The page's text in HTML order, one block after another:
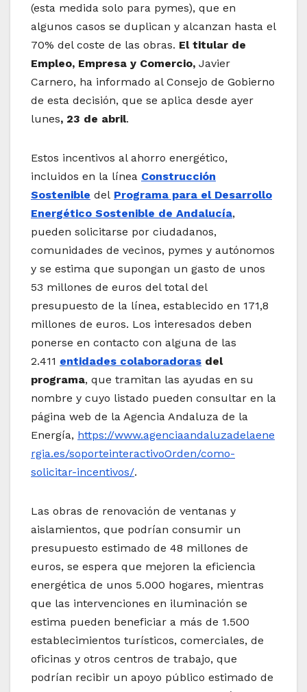
(esta medida solo para pymes), que en
algunos casos se duplican y alcanzan hasta el
70% del coste de las obras. El titular de
Empleo, Empresa y Comercio, Javier
Carnero, ha informado al Consejo de Gobierno
de esta decisión, que se aplica desde ayer
lunes, 23 de abril.
Estos incentivos al ahorro energético,
incluidos en la línea Construcción
Sostenible del Programa para el Desarrollo
Energético Sostenible de Andalucía,
pueden solicitarse por ciudadanos,
comunidades de vecinos, pymes y autónomos
y se estima que supongan un gasto de unos
53 millones de euros del total del
presupuesto de la línea, establecido en 171,8
millones de euros. Los interesados deben
ponerse en contacto con alguna de las
2.411 entidades colaboradoras del
programa, que tramitan las ayudas en su
nombre y cuyo listado pueden consultar en la
página web de la Agencia Andaluza de la
Energía, https://www.agenciaandaluzadelaene
rgia.es/soporteinteractivoOrden/como-
solicitar-incentivos/.
Las obras de renovación de ventanas y
aislamientos, que podrían consumir un
presupuesto estimado de 48 millones de
euros, se espera que mejoren la eficiencia
energética de unos 5.000 hogares, mientras
que las intervenciones en iluminación se
estima pueden beneficiar a más de 1.500
establecimientos turísticos, comerciales, de
oficinas y otros centros de trabajo, que
podrían recibir un apoyo público estimado de